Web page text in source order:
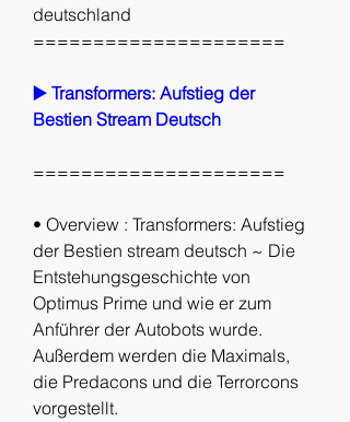
deutschland
=====================
▶️ Transformers: Aufstieg der
Bestien Stream Deutsch
=====================
• Overview : Transformers: Aufstieg
der Bestien stream deutsch ~ Die
Entstehungsgeschichte von
Optimus Prime und wie er zum
Anführer der Autobots wurde.
Außerdem werden die Maximals,
die Predacons und die Terrorcons
vorgestellt.